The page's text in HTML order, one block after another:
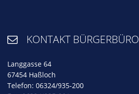
 KONTAKT BÜRGERBÜRO
Langgasse 64
67454 Haßloch
Telefon: 06324/935-200